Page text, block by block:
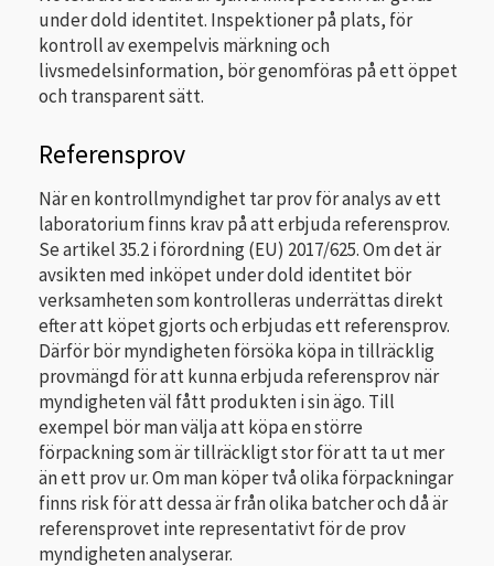
under dold identitet. Inspektioner på plats, för
kontroll av exempelvis märkning och
livsmedelsinformation, bör genomföras på ett öppet
och transparent sätt.
Referensprov
När en kontrollmyndighet tar prov för analys av ett
laboratorium finns krav på att erbjuda referensprov.
Se artikel 35.2 i förordning (EU) 2017/625. Om det är
avsikten med inköpet under dold identitet bör
verksamheten som kontrolleras underrättas direkt
efter att köpet gjorts och erbjudas ett referensprov.
Därför bör myndigheten försöka köpa in tillräcklig
provmängd för att kunna erbjuda referensprov när
myndigheten väl fått produkten i sin ägo. Till
exempel bör man välja att köpa en större
förpackning som är tillräckligt stor för att ta ut mer
än ett prov ur. Om man köper två olika förpackningar
finns risk för att dessa är från olika batcher och då är
referensprovet inte representativt för de prov
myndigheten analyserar.